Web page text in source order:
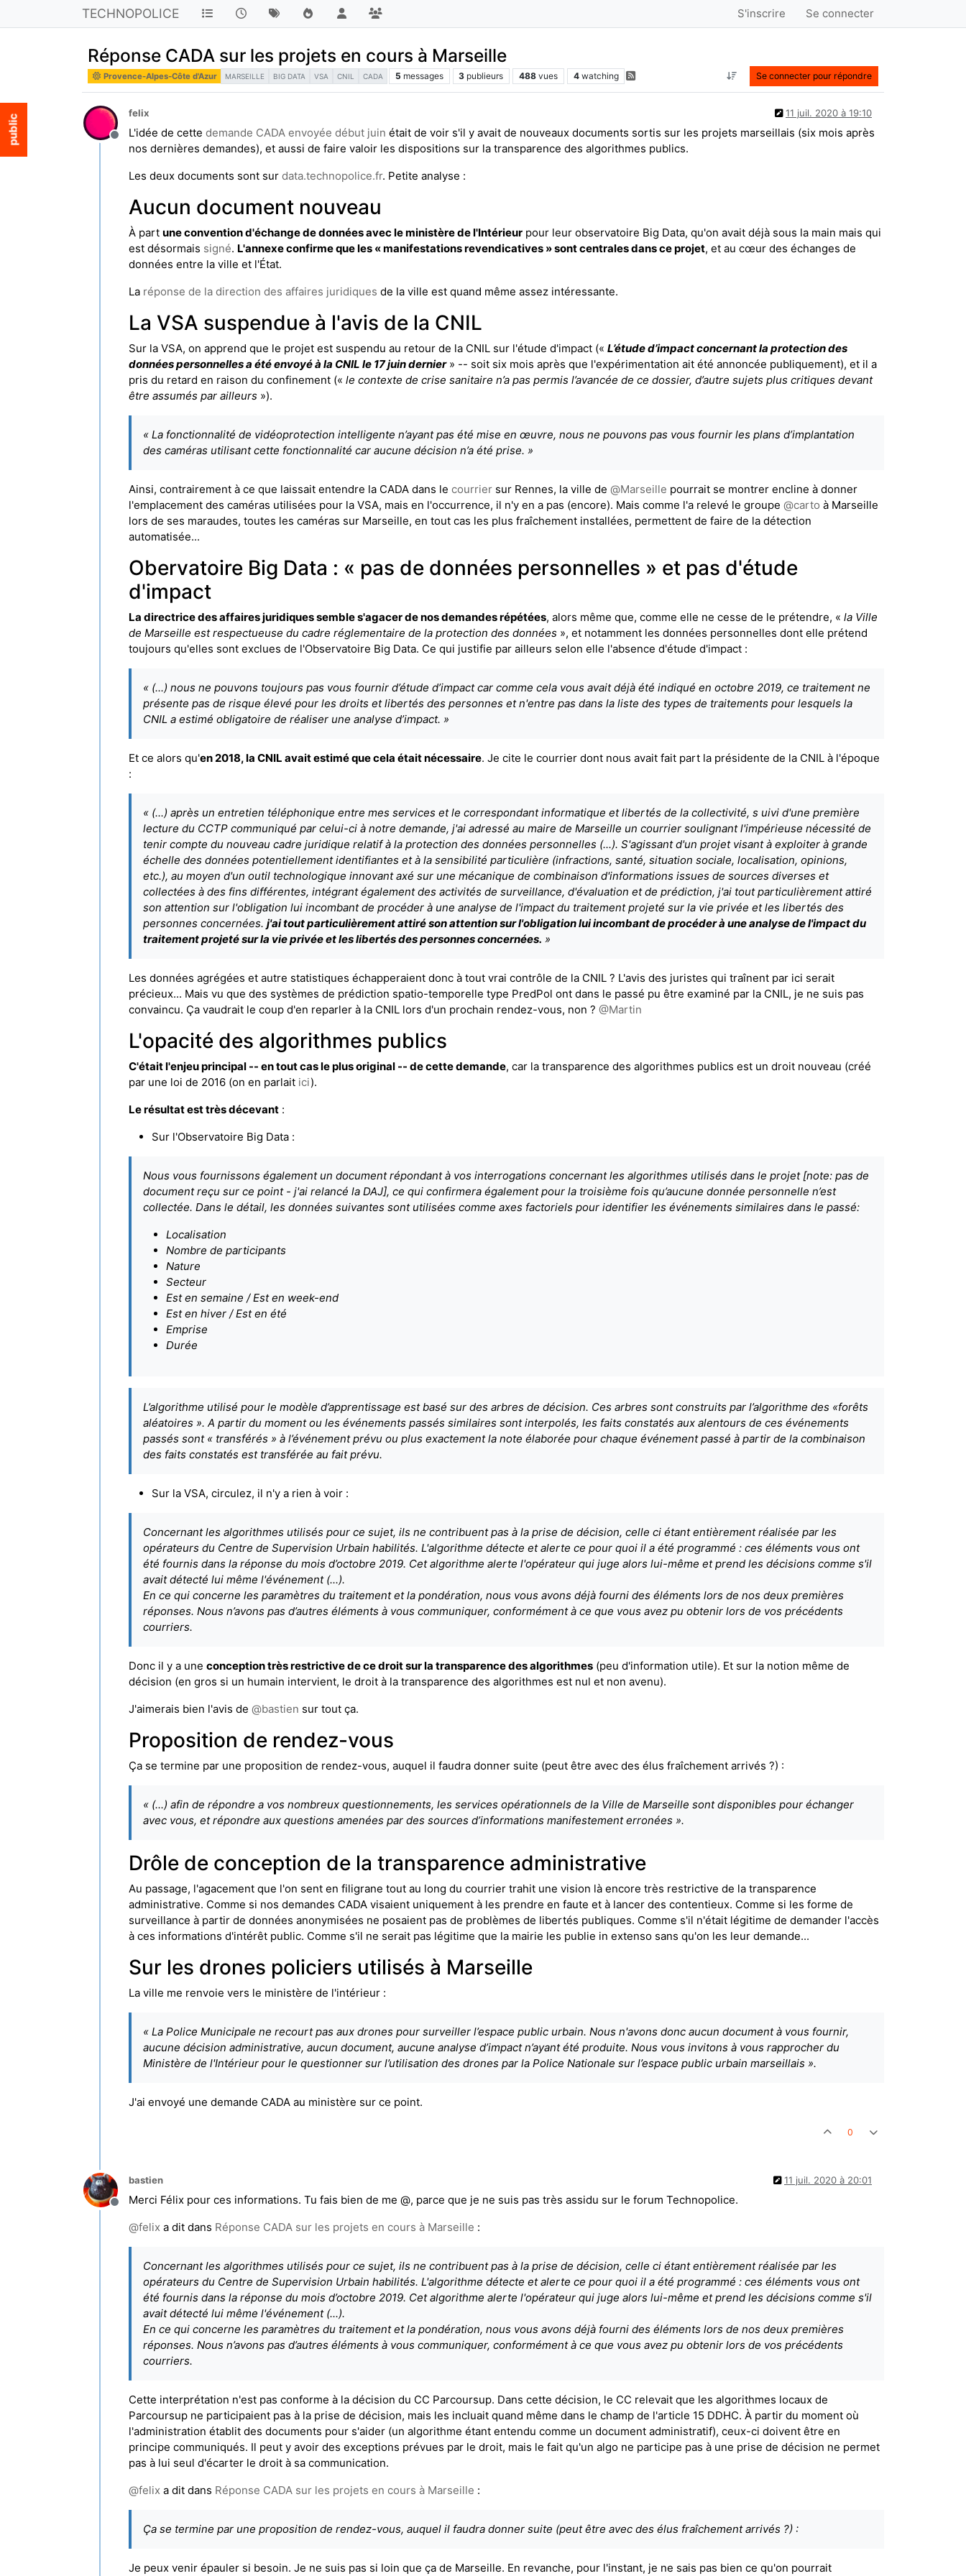
TECHNOPOLICE S'inscrire Se connecter
Réponse CADA sur les projets en cours à Marseille
Provence-Alpes-Côte d'Azur MARSEILLE BIG DATA VSA CNIL CADA 5 messages 3 publieurs 488 vues 4 watching Se connecter pour répondre
Hors-ligne
felix 11 juil. 2020 à 19:10
L'idée de cette demande CADA envoyée début juin était de voir s'il y avait de nouveaux documents sortis sur les projets marseillais (six mois après
nos dernières demandes), et aussi de faire valoir les dispositions sur la transparence des algorithmes publics.
Les deux documents sont sur data.technopolice.fr. Petite analyse :
Aucun document nouveau
À part une convention d'échange de données avec le ministère de l'Intérieur pour leur observatoire Big Data, qu'on avait déjà sous la main mais qui
est désormais signé. L'annexe confirme que les « manifestations revendicatives » sont centrales dans ce projet, et au cœur des échanges de
données entre la ville et l'État.
La réponse de la direction des affaires juridiques de la ville est quand même assez intéressante.
La VSA suspendue à l'avis de la CNIL
Sur la VSA, on apprend que le projet est suspendu au retour de la CNIL sur l'étude d'impact (« L’étude d’impact concernant la protection des
données personnelles a été envoyé à la CNIL le 17 juin dernier» -- soit six mois après que l'expérimentation ait été annoncée publiquement), et il a
pris du retard en raison du confinement (« le contexte de crise sanitaire n’a pas permis l’avancée de ce dossier, d’autre sujets plus critiques devant
être assumés par ailleurs »).
« La fonctionnalité de vidéoprotection intelligente n’ayant pas été mise en œuvre, nous ne pouvons pas vous fournir les plans d’implantation
des caméras utilisant cette fonctionnalité car aucune décision n’a été prise. »
Ainsi, contrairement à ce que laissait entendre la CADA dans le courrier sur Rennes, la ville de @Marseille pourrait se montrer encline à donner
l'emplacement des caméras utilisées pour la VSA, mais en l'occurrence, il n'y en a pas (encore). Mais comme l'a relevé le groupe @carto à Marseille
lors de ses maraudes, toutes les caméras sur Marseille, en tout cas les plus fraîchement installées, permettent de faire de la détection
automatisée...
Obervatoire Big Data : « pas de données personnelles » et pas d'étude
d'impact
La directrice des affaires juridiques semble s'agacer de nos demandes répétées, alors même que, comme elle ne cesse de le prétendre, « la Ville
de Marseille est respectueuse du cadre réglementaire de la protection des données », et notamment les données personnelles dont elle prétend
toujours qu'elles sont exclues de l'Observatoire Big Data. Ce qui justifie par ailleurs selon elle l'absence d'étude d'impact :
« (...) nous ne pouvons toujours pas vous fournir d’étude d’impact car comme cela vous avait déjà été indiqué en octobre 2019, ce traitement ne
présente pas de risque élevé pour les droits et libertés des personnes et n'entre pas dans la liste des types de traitements pour lesquels la
CNIL a estimé obligatoire de réaliser une analyse d’impact. »
Et ce alors qu'en 2018, la CNIL avait estimé que cela était nécessaire. Je cite le courrier dont nous avait fait part la présidente de la CNIL à l'époque
:
« (...) après un entretien téléphonique entre mes services et le correspondant informatique et libertés de la collectivité, s uivi d'une première
lecture du CCTP communiqué par celui-ci à notre demande, j'ai adressé au maire de Marseille un courrier soulignant l'impérieuse nécessité de
tenir compte du nouveau cadre juridique relatif à la protection des données personnelles (...). S'agissant d'un projet visant à exploiter à grande
échelle des données potentiellement identifiantes et à la sensibilité particulière (infractions, santé, situation sociale, localisation, opinions,
etc.), au moyen d'un outil technologique innovant axé sur une mécanique de combinaison d'informations issues de sources diverses et
collectées à des fins différentes, intégrant également des activités de surveillance, d'évaluation et de prédiction, j'ai tout particulièrement attiré
son attention sur l'obligation lui incombant de procéder à une analyse de l'impact du traitement projeté sur la vie privée et les libertés des
personnes concernées. j'ai tout particulièrement attiré son attention sur l'obligation lui incombant de procéder à une analyse de l'impact du
traitement projeté sur la vie privée et les libertés des personnes concernées. »
Les données agrégées et autre statistiques échapperaient donc à tout vrai contrôle de la CNIL ? L'avis des juristes qui traînent par ici serait
précieux... Mais vu que des systèmes de prédiction spatio-temporelle type PredPol ont dans le passé pu être examiné par la CNIL, je ne suis pas
convaincu. Ça vaudrait le coup d'en reparler à la CNIL lors d'un prochain rendez-vous, non ? @Martin
L'opacité des algorithmes publics
C'était l'enjeu principal -- en tout cas le plus original -- de cette demande, car la transparence des algorithmes publics est un droit nouveau (créé
par une loi de 2016 (on en parlait ici).
Le résultat est très décevant :
Sur l'Observatoire Big Data :
Nous vous fournissons également un document répondant à vos interrogations concernant les algorithmes utilisés dans le projet [note: pas de
document reçu sur ce point - j'ai relancé la DAJ], ce qui confirmera également pour la troisième fois qu’aucune donnée personnelle n’est
collectée. Dans le détail, les données suivantes sont utilisées comme axes factoriels pour identifier les événements similaires dans le passé:
Localisation
Nombre de participants
Nature
Secteur
Est en semaine / Est en week-end
Est en hiver / Est en été
Emprise
Durée
L’algorithme utilisé pour le modèle d’apprentissage est basé sur des arbres de décision. Ces arbres sont construits par l’algorithme des «forêts
aléatoires ». A partir du moment ou les événements passés similaires sont interpolés, les faits constatés aux alentours de ces événements
passés sont « transférés » à l’événement prévu ou plus exactement la note élaborée pour chaque événement passé à partir de la combinaison
des faits constatés est transférée au fait prévu.
Sur la VSA, circulez, il n'y a rien à voir :
Concernant les algorithmes utilisés pour ce sujet, ils ne contribuent pas à la prise de décision, celle ci étant entièrement réalisée par les
opérateurs du Centre de Supervision Urbain habilités. L'algorithme détecte et alerte ce pour quoi il a été programmé : ces éléments vous ont
été fournis dans la réponse du mois d’octobre 2019. Cet algorithme alerte l'opérateur qui juge alors lui-même et prend les décisions comme s'il
avait détecté lui même l'événement (...).
En ce qui concerne les paramètres du traitement et la pondération, nous vous avons déjà fourni des éléments lors de nos deux premières
réponses. Nous n’avons pas d’autres éléments à vous communiquer, conformément à ce que vous avez pu obtenir lors de vos précédents
courriers.
Donc il y a une conception très restrictive de ce droit sur la transparence des algorithmes (peu d'information utile). Et sur la notion même de
décision (en gros si un humain intervient, le droit à la transparence des algorithmes est nul et non avenu).
J'aimerais bien l'avis de @bastien sur tout ça.
Proposition de rendez-vous
Ça se termine par une proposition de rendez-vous, auquel il faudra donner suite (peut être avec des élus fraîchement arrivés ?) :
« (...) afin de répondre a vos nombreux questionnements, les services opérationnels de la Ville de Marseille sont disponibles pour échanger
avec vous, et répondre aux questions amenées par des sources d’informations manifestement erronées ».
Drôle de conception de la transparence administrative
Au passage, l'agacement que l'on sent en filigrane tout au long du courrier trahit une vision là encore très restrictive de la transparence
administrative. Comme si nos demandes CADA visaient uniquement à les prendre en faute et à lancer des contentieux. Comme si les forme de
surveillance à partir de données anonymisées ne posaient pas de problèmes de libertés publiques. Comme s'il n'était légitime de demander l'accès
à ces informations d'intérêt public. Comme s'il ne serait pas légitime que la mairie les publie in extenso sans qu'on les leur demande...
Sur les drones policiers utilisés à Marseille
La ville me renvoie vers le ministère de l'intérieur :
« La Police Municipale ne recourt pas aux drones pour surveiller l’espace public urbain. Nous n'avons donc aucun document à vous fournir,
aucune décision administrative, aucun document, aucune analyse d’impact n’ayant été produite. Nous vous invitons à vous rapprocher du
Ministère de l'Intérieur pour le questionner sur l’utilisation des drones par la Police Nationale sur l’espace public urbain marseillais ».
J'ai envoyé une demande CADA au ministère sur ce point.
0
Hors-ligne
bastien 11 juil. 2020 à 20:01
Merci Félix pour ces informations. Tu fais bien de me @, parce que je ne suis pas très assidu sur le forum Technopolice.
@felix a dit dans Réponse CADA sur les projets en cours à Marseille :
Concernant les algorithmes utilisés pour ce sujet, ils ne contribuent pas à la prise de décision, celle ci étant entièrement réalisée par les
opérateurs du Centre de Supervision Urbain habilités. L'algorithme détecte et alerte ce pour quoi il a été programmé : ces éléments vous ont
été fournis dans la réponse du mois d’octobre 2019. Cet algorithme alerte l'opérateur qui juge alors lui-même et prend les décisions comme s'il
avait détecté lui même l'événement (...).
En ce qui concerne les paramètres du traitement et la pondération, nous vous avons déjà fourni des éléments lors de nos deux premières
réponses. Nous n’avons pas d’autres éléments à vous communiquer, conformément à ce que vous avez pu obtenir lors de vos précédents
courriers.
Cette interprétation n'est pas conforme à la décision du CC Parcoursup. Dans cette décision, le CC relevait que les algorithmes locaux de
Parcoursup ne participaient pas à la prise de décision, mais les incluait quand même dans le champ de l'article 15 DDHC. À partir du moment où
l'administration établit des documents pour s'aider (un algorithme étant entendu comme un document administratif), ceux-ci doivent être en
principe communiqués. Il peut y avoir des exceptions prévues par le droit, mais le fait qu'un algo ne participe pas à une prise de décision ne permet
pas à lui seul d'écarter le droit à sa communication.
@felix a dit dans Réponse CADA sur les projets en cours à Marseille :
Ça se termine par une proposition de rendez-vous, auquel il faudra donner suite (peut être avec des élus fraîchement arrivés ?) :
Je peux venir épauler si besoin. Je ne suis pas si loin que ça de Marseille. En revanche, pour l'instant, je ne sais pas bien ce qu'on pourrait